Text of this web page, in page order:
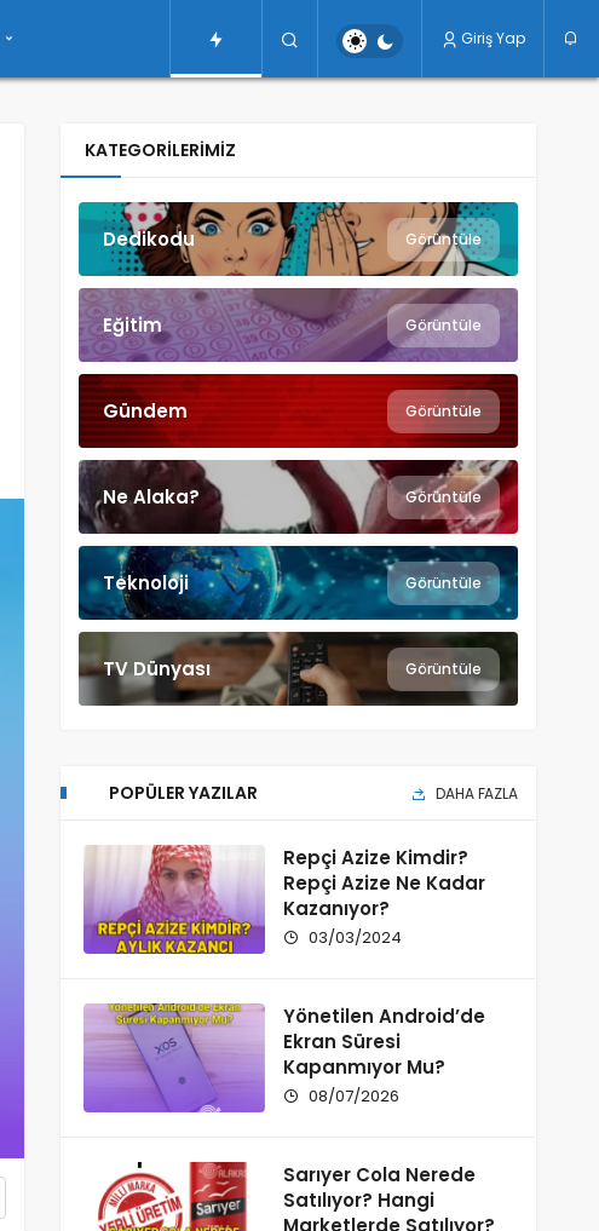
Giriş Yap
KATEGORILERIMIZ
Dedikodu Görüntüle
Eğitim Görüntüle
Gündem Görüntüle
Ne Alaka? Görüntüle
Teknoloji Görüntüle
TV Dünyası Görüntüle
POPÜLER YAZILAR DAHA FAZLA
Repçi Azize Kimdir?
Repçi Azize Ne Kadar
Kazanıyor?
03/03/2024
Yönetilen Android’de
Ekran Süresi
Kapanmıyor Mu?
08/07/2026
Sarıyer Cola Nerede
Satılıyor? Hangi
Marketlerde Satılıyor?